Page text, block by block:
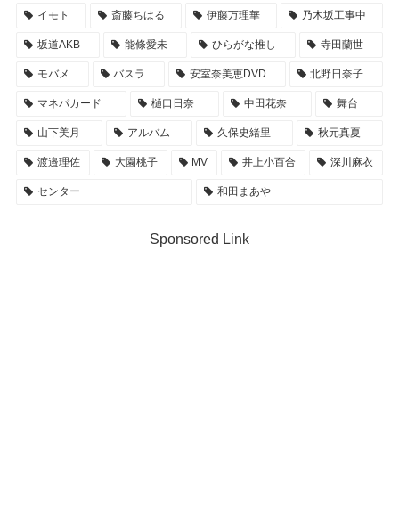
イモト 斎藤ちはる 伊藤万理華 乃木坂工事中
坂道AKB 能條愛未 ひらがな推し 寺田蘭世
モバメ バスラ 安室奈美恵DVD 北野日奈子
マネパカード 樋口日奈 中田花奈 舞台
山下美月 アルバム 久保史緒里 秋元真夏
渡邉理佐 大園桃子 MV 井上小百合 深川麻衣
センター 和田まあや
Sponsored Link